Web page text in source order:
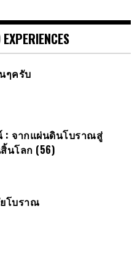
ๆครับ
: จากแผ่นดินโบราณสู่
โลก (56)
โบราณ